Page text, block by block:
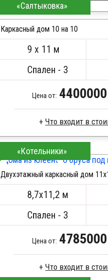
Каркас -доска естественной
Стропила, балки 50х200 мм
Метизы, саморезы, гвозди
Сборка на березовые нагеля,
ПОДРОБНЕЕ
«Салтыковка»
Каркасный дом 10 на 10
9 х 11 м
Спален - 3
Цена от: 4400000
Каркас -доска естественной
Стропила, балки 50х200 мм
Кровля металлочерепица
Метизы, саморезы, гвозди
Сборка на березовые нагеля,
Металлические сваи 108
ПОДРОБНЕЕ
«Котельники»
Двухэтажный каркасный дом
8,7х11,2 м
Спален - 3
Цена от: 4785000